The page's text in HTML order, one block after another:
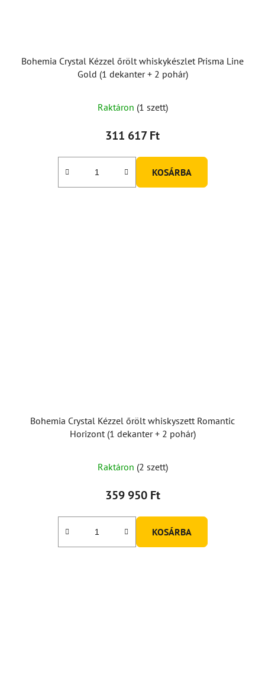
Bohemia Crystal Kézzel őrölt whiskykészlet Prisma Line
Gold (1 dekanter + 2 pohár)
Raktáron (1 szett)
311 617 Ft
KOSÁRBA
Bohemia Crystal Kézzel őrölt whiskyszett Romantic
Horizont (1 dekanter + 2 pohár)
termék
átlagos
5-
Raktáron (2 szett)
359 950 Ft
KOSÁRBA